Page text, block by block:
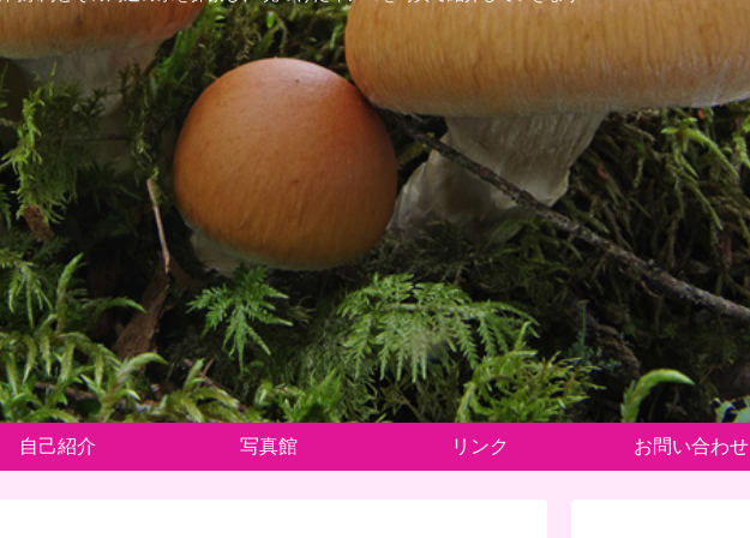
自己紹介 写真館 リンク お問い合わせ